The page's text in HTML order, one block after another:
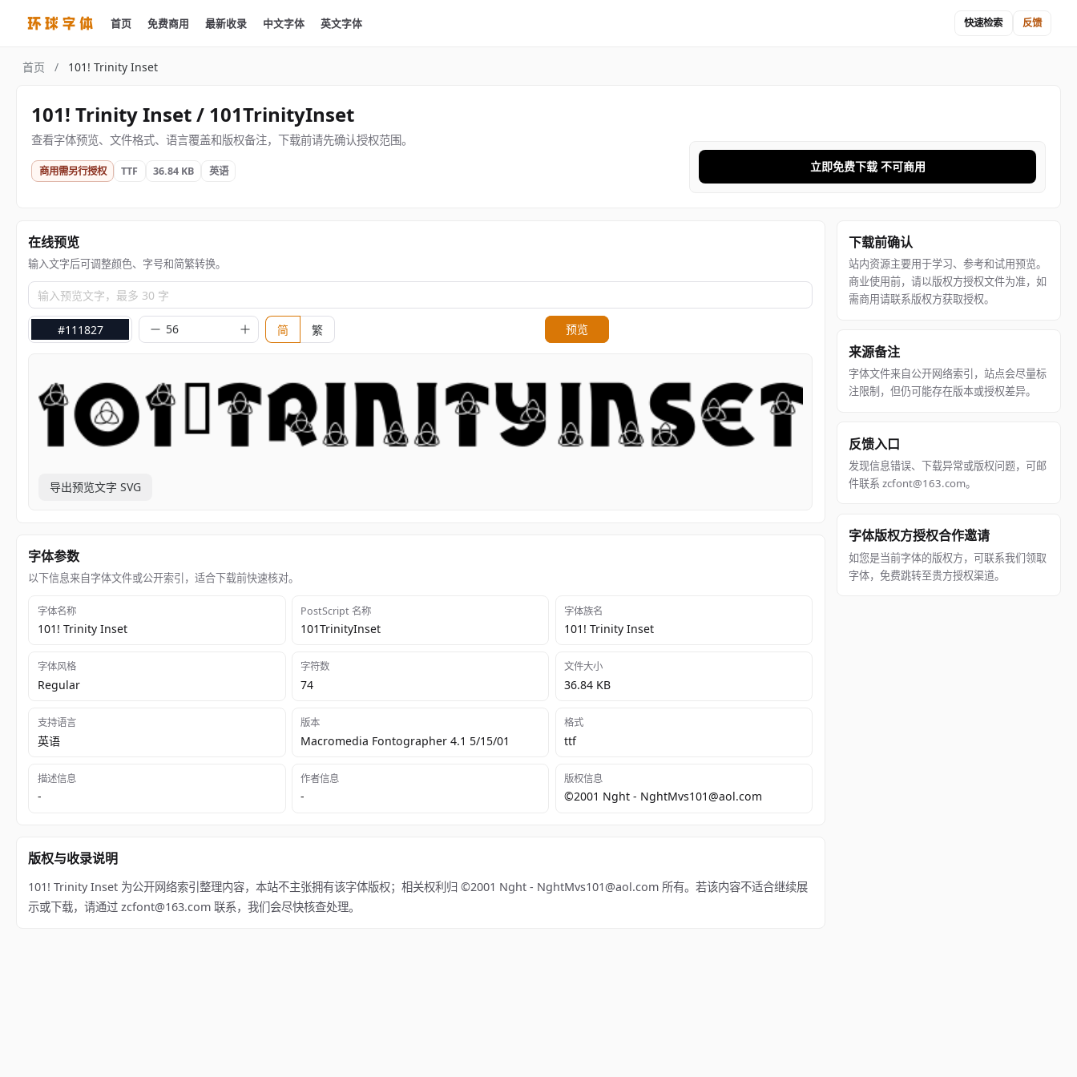
首页 免费商用 最新收录 中文字体 英文字体 快速检索 反馈
首页 / 101! Trinity Inset
101! Trinity Inset / 101TrinityInset
查看字体预览、文件格式、语言覆盖和版权备注，下载前请先确认授权范围。
商用需另行授权 TTF 36.84 KB 英语 立即免费下载 不可商用
在线预览
输入文字后可调整颜色、字号和简繁转换。
输入预览文字，最多 30 字
#111827 简 繁 预览
导出预览文字 SVG
字体参数
以下信息来自字体文件或公开索引，适合下载前快速核对。
字体名称
101! Trinity Inset
PostScript 名称
101TrinityInset
字体族名
101! Trinity Inset
字体风格
Regular
字符数
74
文件大小
36.84 KB
支持语言
英语
版本
Macromedia Fontographer 4.1 5/15/01
格式
ttf
描述信息
-
作者信息
-
版权信息
©2001 Nght - NghtMvs101@aol.com
版权与收录说明
101! Trinity Inset 为公开网络索引整理内容，本站不主张拥有该字体版权；相关权利归 ©2001 Nght - NghtMvs101@aol.com 所有。若该内容不适合继续展
示或下载，请通过 zcfont@163.com 联系，我们会尽快核查处理。
下载前确认
站内资源主要用于学习、参考和试用预览。
商业使用前，请以版权方授权文件为准，如
需商用请联系版权方获取授权。
来源备注
字体文件来自公开网络索引，站点会尽量标
注限制，但仍可能存在版本或授权差异。
反馈入口
发现信息错误、下载异常或版权问题，可邮
件联系 zcfont@163.com。
字体版权方授权合作邀请
如您是当前字体的版权方，可联系我们领取
字体，免费跳转至贵方授权渠道。